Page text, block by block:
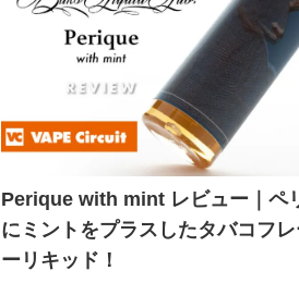
Perique with mint レビュー｜ペ
にミントをプラスしたタバコフ
ーリキッド！